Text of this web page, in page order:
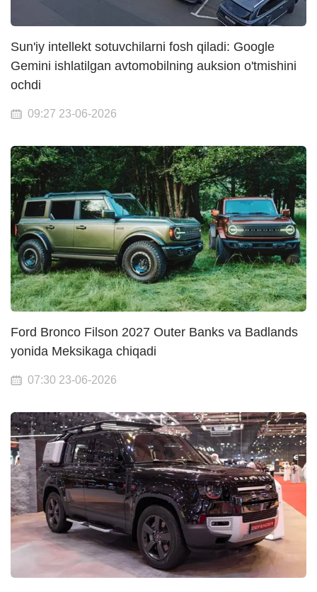
Sun'iy intellekt sotuvchilarni fosh qiladi: Google
Gemini ishlatilgan avtomobilning auksion o'tmishini
ochdi
09:27 23-06-2026
Ford Bronco Filson 2027 Outer Banks va Badlands
yonida Meksikaga chiqadi
07:30 23-06-2026